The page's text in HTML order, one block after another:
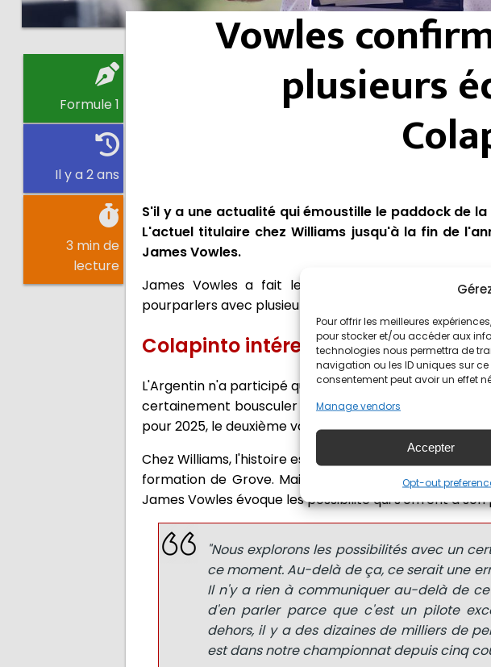
Pour offrir les meilleures
pour stocker et/ou accéder aux
technologies nous permettra de
navigation ou les ID uniques sur
consentement peut avoir un effet
Manage vendors
Accepter
Opt-out
Formule 1
Il y a 2 ans
3 min de
lecture
Vowles
plusieurs
S'il y a une actualité qui émoustille le paddock de
L'actuel titulaire chez Williams jusqu'à la fin de
James Vowles.
James Vowles a fait le point sur l'avenir de
pourparlers avec plusieurs équipes désireuses de le
Colapinto intéresse bien plusieurs
L'Argentin n'a participé qu'à cinq courses jusqu'à
certainement bousculer un peu le marché des
pour 2025, le deuxième volant chez Sauber.
Chez Williams, l'histoire est entendue, l'an prochain
formation de Grove. Mais quid de la destination de
James Vowles évoque les possibilité qui s'offrent à son
"Nous explorons les possibilités avec un
ce moment. Au-delà de ça, ce serait une
Il n'y a rien à communiquer au-delà de
d'en parler parce que c'est un pilote
dehors, il y a des dizaines de milliers de
est dans notre championnat depuis cinq